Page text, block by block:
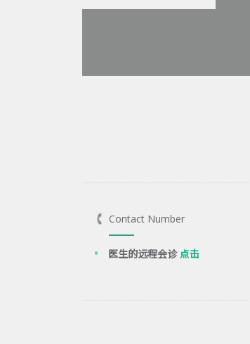
Contact Number
医生的远程会诊点击